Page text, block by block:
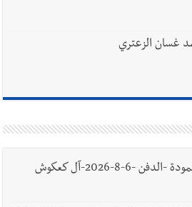
غسان الزعتري
وفاة الحاجة رقية محمد حمودة -الدفن -6-8-2026-آل كعكوش